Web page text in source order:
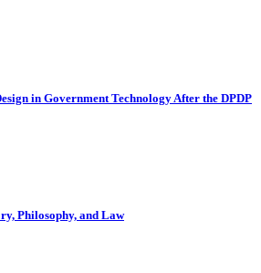
in Government Technology After the DPDP
Philosophy, and Law